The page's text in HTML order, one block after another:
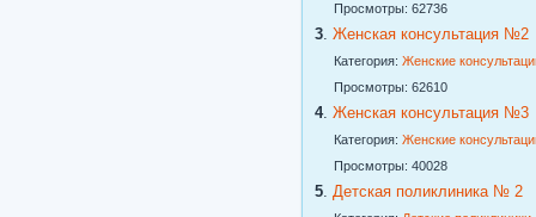
Просмотры: 62736
3. Женская консультация №2
Категория: Женские
Просмотры: 62610
4. Женская консультация №3
Категория: Женские
Просмотры: 40028
5. Детская поликлиника № 2